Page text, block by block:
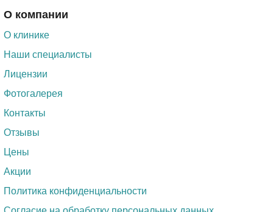
О компании
О клинике
Наши специалисты
Лицензии
Фотогалерея
Контакты
Отзывы
Цены
Акции
Политика конфиденциальности